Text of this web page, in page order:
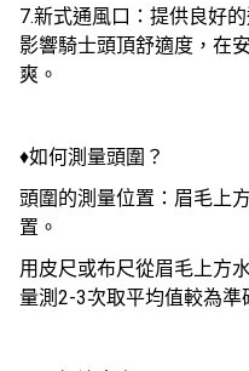
7.新式通風口：提供良好
影響騎士頭頂舒適度，在
爽。
♦如何測量頭圍？
頭圍的測量位置：眉毛上
置。
用皮尺或布尺從眉毛上方
量測2-3次取平均值較為準